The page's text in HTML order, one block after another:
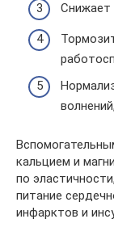
Снижает
кальцием и
по
питание
инфарктов и